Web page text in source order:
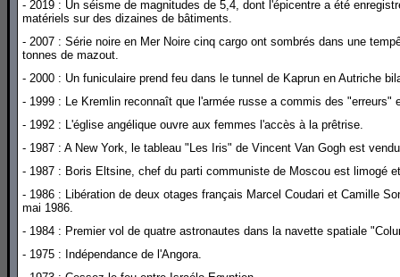
- 2019 : Un séisme de magnitudes de 5,4, dont l'épicentre a été
matériels sur des dizaines de bâtiments.
- 2007 : Série noire en Mer Noire cinq cargo ont sombrés dans une
tonnes de mazout.
- 2000 : Un funiculaire prend feu dans le tunnel de Kaprun en Autriche
- 1999 : Le Kremlin reconnaît que l'armée russe a commis des "erreurs"
- 1992 : L'église angélique ouvre aux femmes l'accès à la prêtrise.
- 1987 : A New York, le tableau "Les Iris" de Vincent Van Gogh est
- 1987 : Boris Eltsine, chef du parti communiste de Moscou est limogé
- 1986 : Libération de deux otages français Marcel Coudari et Camille
mai 1986.
- 1984 : Premier vol de quatre astronautes dans la navette spatiale
- 1975 : Indépendance de l'Angora.